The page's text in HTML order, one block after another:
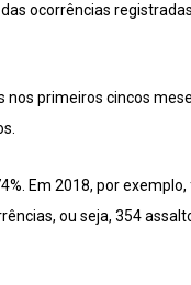
ocorrências
primeiros cincos
Em 2018, por
ou seja, 354